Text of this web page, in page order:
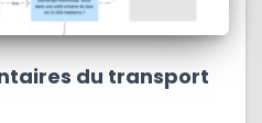
du transport